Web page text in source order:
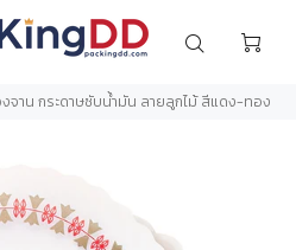
งจาน กระดาษซับน้ำมัน ลายลูกไม้ สีแดง-ทอง